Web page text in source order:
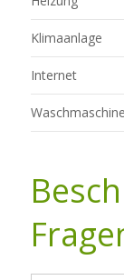
Klimaanlage
Internet
Waschmaschine